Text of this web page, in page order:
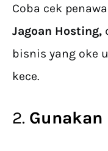
Coba cek
Jagoan Hosting,
bisnis yang oke
kece.
2.